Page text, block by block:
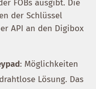
FOBs ausgibt. Die
der Schlüssel
API an den Digibox
: Möglichkeiten
Lösung. Das